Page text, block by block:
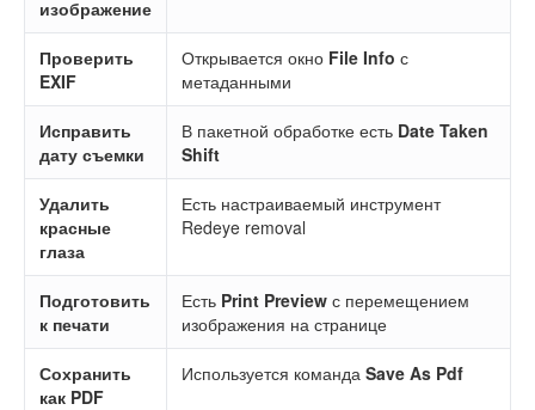
изображение
Проверить
EXIF
Открывается окно File Info с
метаданными
Исправить
дату съемки
В пакетной обработке есть Date Taken
Shift
Удалить
красные
глаза
Есть настраиваемый инструмент
Redeye removal
Подготовить
к печати
Есть Print Preview с перемещением
изображения на странице
Сохранить
как PDF
Используется команда Save As Pdf